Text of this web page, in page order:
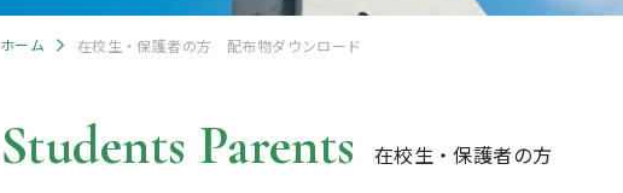
ホーム 在校生・保護者の方 配布物ダウンロード
Students Parents 在校生・保護者の方